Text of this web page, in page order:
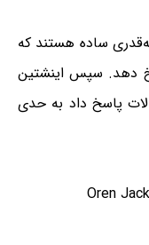
ساده هستند که
دهد. سپس اینشتین
پاسخ داد به حدی